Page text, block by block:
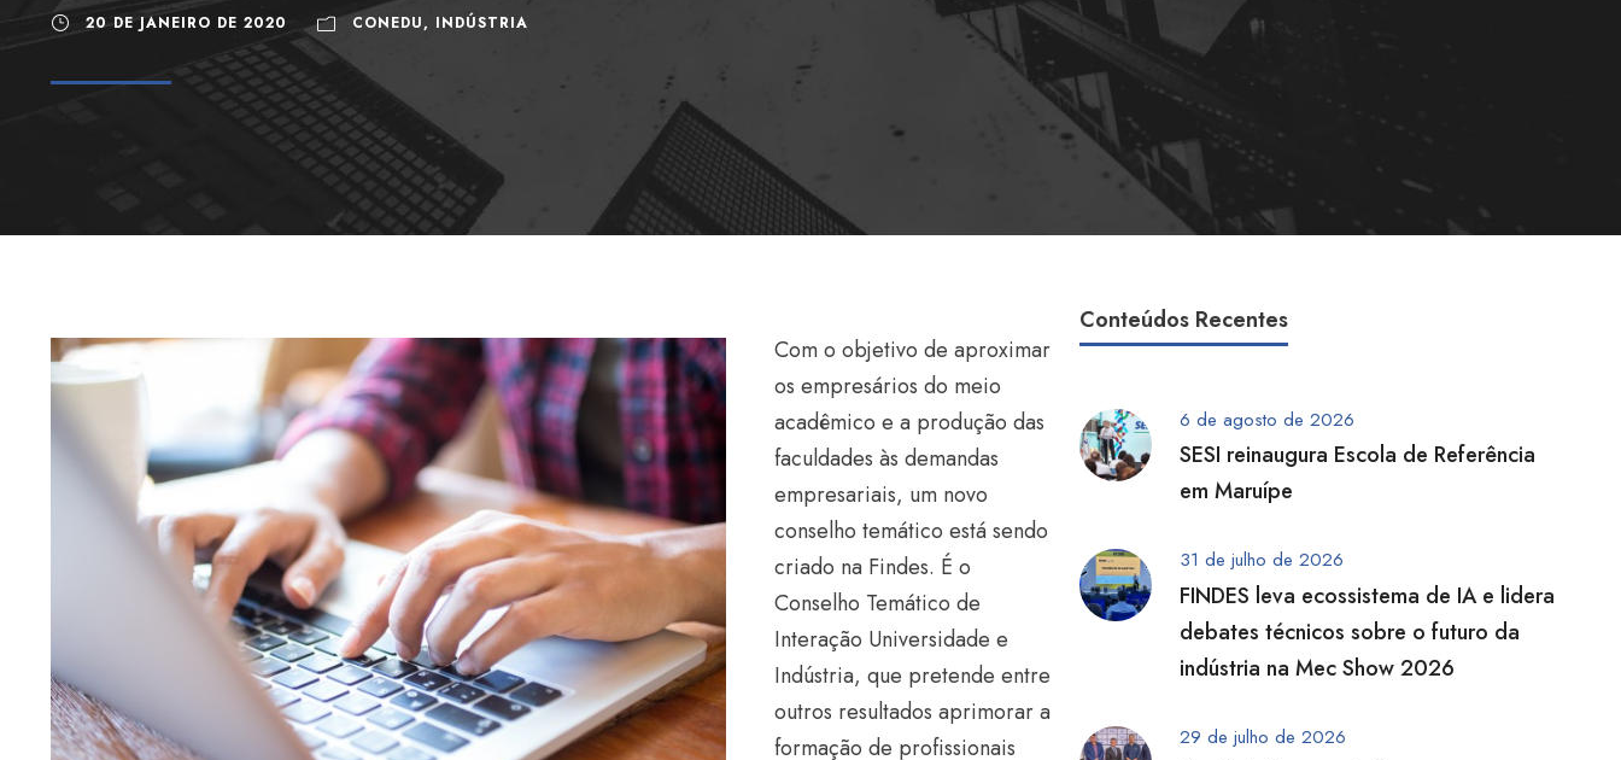
20 DE JANEIRO DE 2020 CONEDU, INDÚSTRIA
Com o objetivo de aproximar
os empresários do meio
acadêmico e a produção das
faculdades às demandas
empresariais, um novo
conselho temático está sendo
criado na Findes. É o
Conselho Temático de
Interação Universidade e
Indústria, que pretende entre
outros resultados aprimorar a
formação de profissionais
Conteúdos Recentes
6 de agosto de 2026
SESI reinaugura Escola de Referência
em Maruípe
31 de julho de 2026
FINDES leva ecossistema de IA e lidera
debates técnicos sobre o futuro da
indústria na Mec Show 2026
29 de julho de 2026